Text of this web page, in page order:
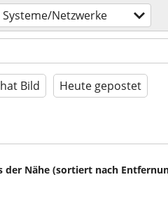
Systeme/Netzwerke
hat Bild Heute gepostet
der Nähe (sortiert nach